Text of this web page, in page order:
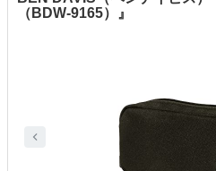
（BDW-9165）』